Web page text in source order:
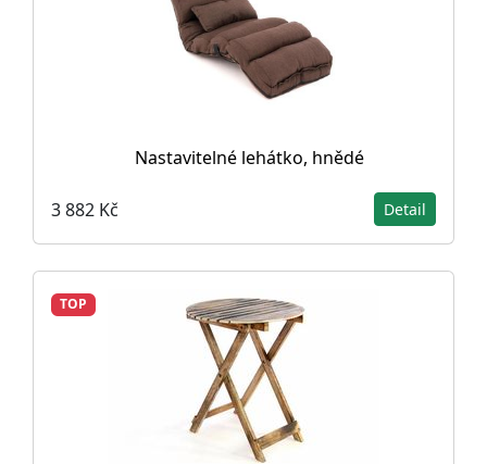
Nastavitelné lehátko, hnědé
3 882 Kč Detail
TOP